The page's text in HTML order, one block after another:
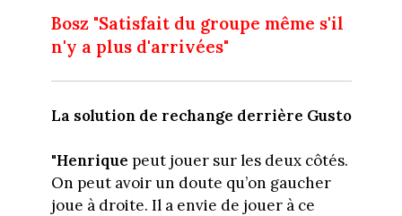
Bosz "Satisfait du groupe même s'il
n'y a plus d'arrivées"
La solution de rechange derrière Gusto
"Henrique peut jouer sur les deux côtés.
On peut avoir un doute qu’on gaucher
joue à droite. Il a envie de jouer à ce